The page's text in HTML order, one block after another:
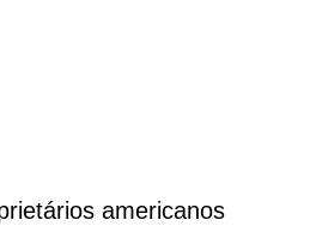
americanos